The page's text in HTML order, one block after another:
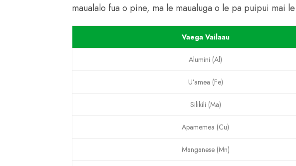
maualalo fua o pine, ma le maualuga o le pa puipui mai
Vaega Vailaau
Alumini (Al)
Uʻamea (Fe)
Silikili (Ma)
Apamemea (Cu)
Manganese (Mn)